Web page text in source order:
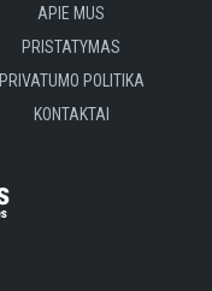
APIE MUS
PRISTATYMAS
PRIVATUMO POLITIKA
KONTAKTAI